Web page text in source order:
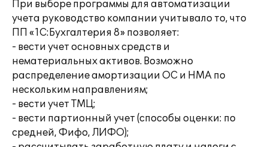
При выборе программы для автоматизации
учета руководство компании учитывало то, что
ПП «1С:Бухгалтерия 8» позволяет:
- вести учет основных средств и
нематериальных активов. Возможно
распределение амортизации ОС и НМА по
нескольким направлениям;
- вести учет ТМЦ;
- вести партионный учет (способы оценки: по
средней, Фифо, ЛИФО);